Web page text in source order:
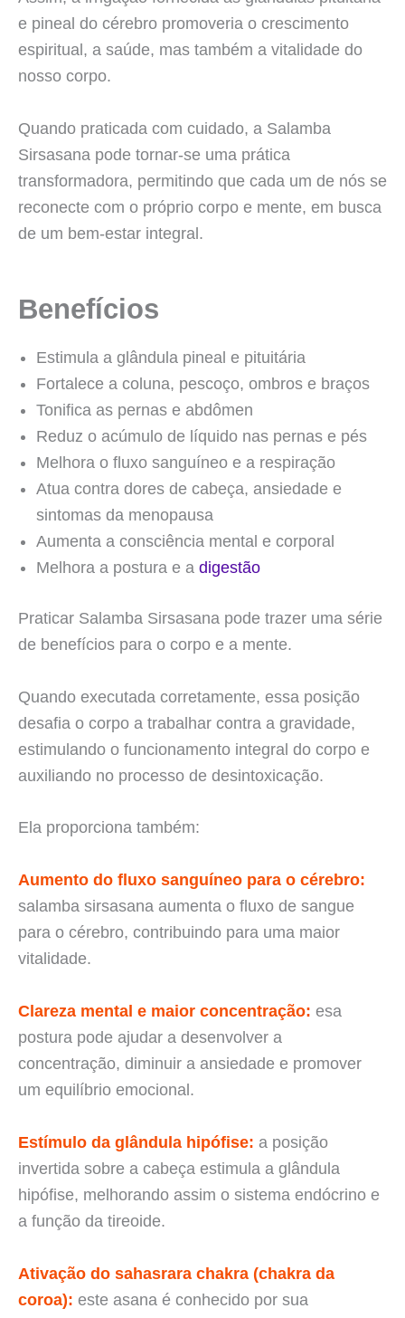
e pineal do cérebro promoveria o crescimento
espiritual, a saúde, mas também a vitalidade do
nosso corpo.
Quando praticada com cuidado, a Salamba
Sirsasana pode tornar-se uma prática
transformadora, permitindo que cada um de nós se
reconecte com o próprio corpo e mente, em busca
de um bem-estar integral.
Benefícios
Estimula a glândula pineal e pituitária
Fortalece a coluna, pescoço, ombros e braços
Tonifica as pernas e abdômen
Reduz o acúmulo de líquido nas pernas e pés
Melhora o fluxo sanguíneo e a respiração
Atua contra dores de cabeça, ansiedade e
sintomas da menopausa
Aumenta a consciência mental e corporal
Melhora a postura e a digestão
Praticar Salamba Sirsasana pode trazer uma série
de benefícios para o corpo e a mente.
Quando executada corretamente, essa posição
desafia o corpo a trabalhar contra a gravidade,
estimulando o funcionamento integral do corpo e
auxiliando no processo de desintoxicação.
Ela proporciona também:
Aumento do fluxo sanguíneo para o cérebro:
salamba sirsasana aumenta o fluxo de sangue
para o cérebro, contribuindo para uma maior
vitalidade.
Clareza mental e maior concentração: esa
postura pode ajudar a desenvolver a
concentração, diminuir a ansiedade e promover
um equilíbrio emocional.
Estímulo da glândula hipófise: a posição
invertida sobre a cabeça estimula a glândula
hipófise, melhorando assim o sistema endócrino e
a função da tireoide.
Ativação do sahasrara chakra (chakra da
coroa): este asana é conhecido por sua